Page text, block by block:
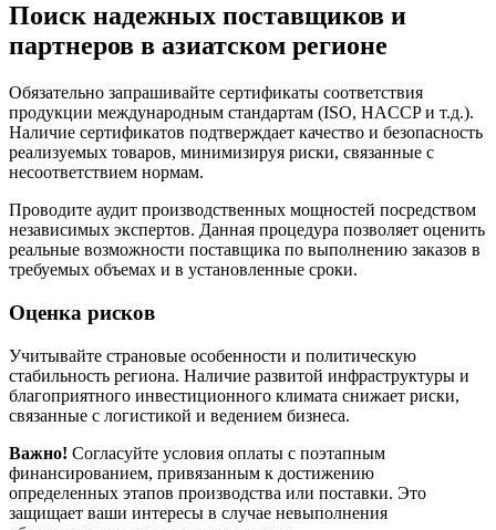
Поиск надежных поставщиков и
партнеров в азиатском регионе
Обязательно запрашивайте сертификаты соответствия
продукции международным стандартам (ISO, HACCP и т.д.).
Наличие сертификатов подтверждает качество и безопасность
реализуемых товаров, минимизируя риски, связанные с
несоответствием нормам.
Проводите аудит производственных мощностей посредством
независимых экспертов. Данная процедура позволяет оценить
реальные возможности поставщика по выполнению заказов в
требуемых объемах и в установленные сроки.
Оценка рисков
Учитывайте страновые особенности и политическую
стабильность региона. Наличие развитой инфраструктуры и
благоприятного инвестиционного климата снижает риски,
связанные с логистикой и ведением бизнеса.
Важно! Согласуйте условия оплаты с поэтапным
финансированием, привязанным к достижению
определенных этапов производства или поставки. Это
защищает ваши интересы в случае невыполнения